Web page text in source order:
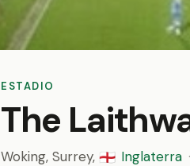
ESTADIO
The
Woking, Surrey, 🏴󠁧󠁢󠁥󠁮󠁧󠁿 Inglaterra ·